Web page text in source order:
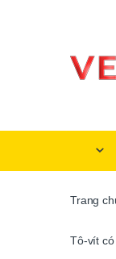
Trang
Tô-vít